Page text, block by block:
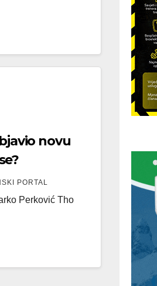
novu
PORTAL
Perković Tho